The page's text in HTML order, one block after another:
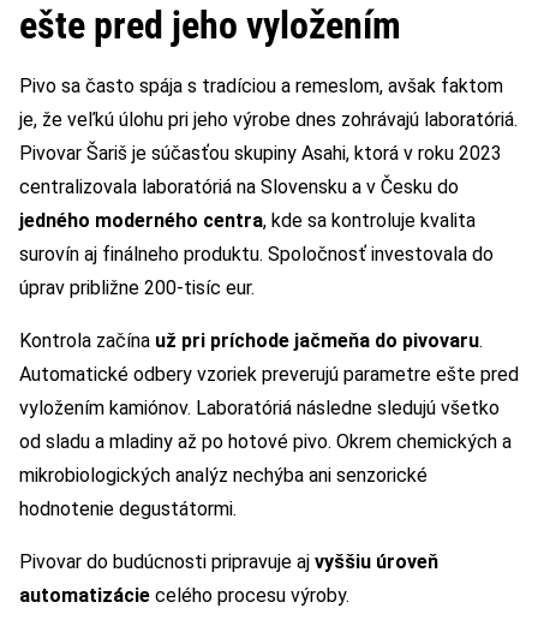
ešte pred jeho vyložením
Pivo sa často spája s tradíciou a remeslom, avšak faktom
je, že veľkú úlohu pri jeho výrobe dnes zohrávajú laboratóriá.
Pivovar Šariš je súčasťou skupiny Asahi, ktorá v roku 2023
centralizovala laboratóriá na Slovensku a v Česku do
jedného moderného centra, kde sa kontroluje kvalita
surovín aj finálneho produktu. Spoločnosť investovala do
úprav približne 200-tisíc eur.
Kontrola začína už pri príchode jačmeňa do pivovaru.
Automatické odbery vzoriek preverujú parametre ešte pred
vyložením kamiónov. Laboratóriá následne sledujú všetko
od sladu a mladiny až po hotové pivo. Okrem chemických a
mikrobiologických analýz nechýba ani senzorické
hodnotenie degustátormi.
Pivovar do budúcnosti pripravuje aj vyššiu úroveň
automatizácie celého procesu výroby.